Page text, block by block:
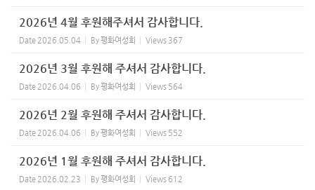
2026년 4월 후원해주셔서 감사합니다.
Date 2026.05.04 By평화여성회 Views 367
2026년 3월 후원해 주셔서 감사합니다.
Date 2026.04.06 By평화여성회 Views 564
2026년 2월 후원해 주셔서 감사합니다.
Date 2026.04.06 By평화여성회 Views 552
2026년 1월 후원해 주셔서 감사합니다.
Date 2026.02.23 By평화여성회 Views 612